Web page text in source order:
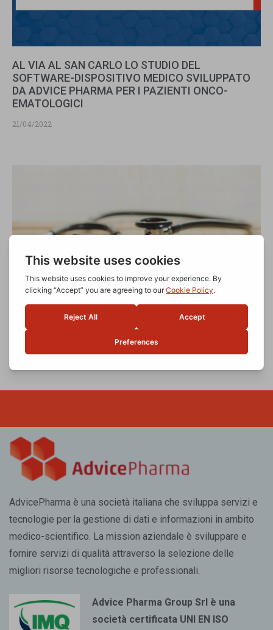
AL VIA AL SAN CARLO LO STUDIO DEL
SOFTWARE-DISPOSITIVO MEDICO SVILUPPATO
DA ADVICE PHARMA PER I PAZIENTI ONCO-
EMATOLOGICI
21/04/2022
ADVICEPHARMA SOSTIENE IL PROGETTO DI
PRE.ZIO.SA SULLA “CULTURA DELLA SALUTE”
AdvicePharma è una società italiana che sviluppa servizi e
tecnologie per la gestione di dati e informazioni in ambito
medico-scientifico. La mission aziendale è sviluppare e
fornire servizi di qualità attraverso la selezione delle
migliori risorse tecnologiche e professionali.
Advice Pharma Group Srl è una
società certificata UNI EN ISO